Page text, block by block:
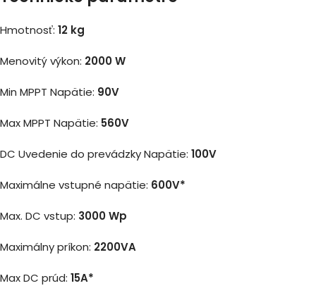
Hmotnosť: 12 kg
Menovitý výkon: 2000 W
Min MPPT Napätie: 90V
Max MPPT Napätie: 560V
DC Uvedenie do prevádzky Napätie: 100V
Maximálne vstupné napätie: 600V*
Max. DC vstup: 3000 Wp
Maximálny príkon: 2200VA
Max DC prúd: 15A*